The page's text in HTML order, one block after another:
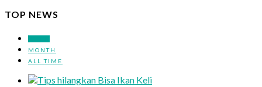
TOP NEWS
MONTH
ALL TIME